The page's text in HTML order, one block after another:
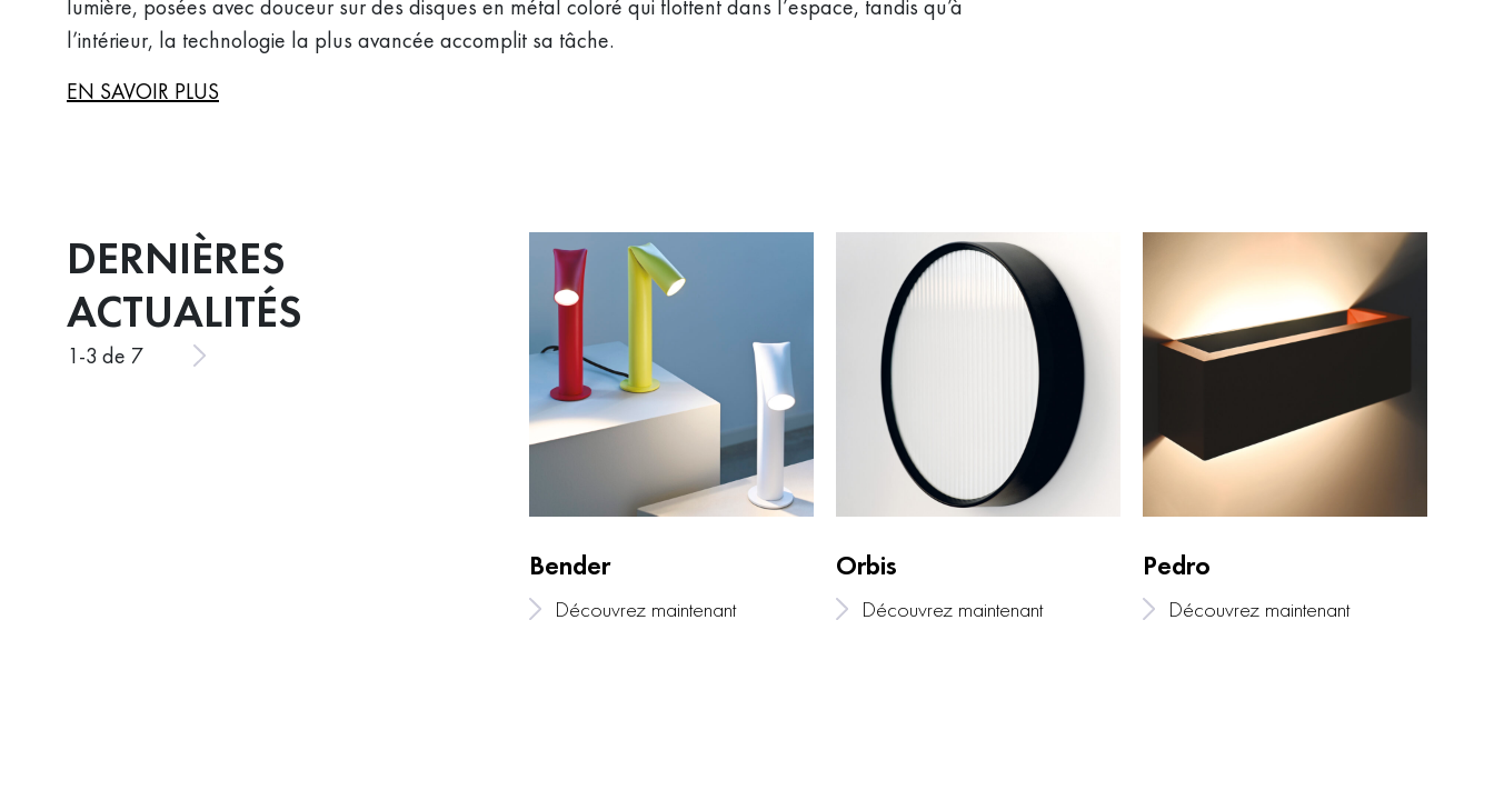
lumière, posées avec douceur sur des disques en métal coloré qui flottent dans l’espace, tandis qu’à
l’intérieur, la technologie la plus avancée accomplit sa tâche.
EN SAVOIR PLUS
DERNIÈRES
ACTUALITÉS
1-3 de 7
Bender
Découvrez maintenant
Orbis
Découvrez maintenant
Pedro
Découvrez maintenant